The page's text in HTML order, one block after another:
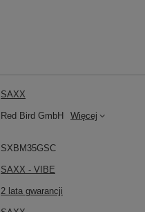
SAXX
Red Bird GmbH Więcej
SXBM35GSC
SAXX - VIBE
2 lata gwarancji